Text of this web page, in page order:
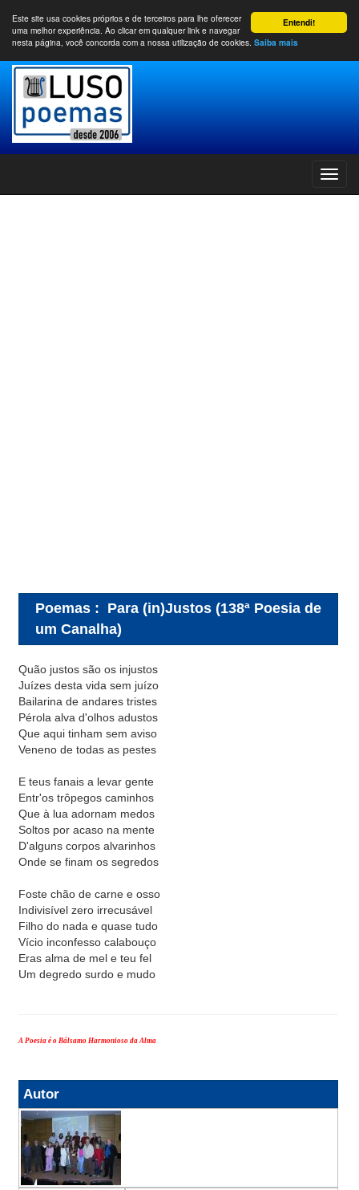
Entendi!
Este site usa cookies próprios e de terceiros para lhe oferecer
uma melhor experiência. Ao clicar em qualquer link e navegar
nesta página, você concorda com a nossa utilização de cookies. Saiba mais
Poemas : Para (in)Justos (138ª Poesia de
um Canalha)
Quão justos são os injustos
Juízes desta vida sem juízo
Bailarina de andares tristes
Pérola alva d'olhos adustos
Que aqui tinham sem aviso
Veneno de todas as pestes
E teus fanais a levar gente
Entr'os trôpegos caminhos
Que à lua adornam medos
Soltos por acaso na mente
D'alguns corpos alvarinhos
Onde se finam os segredos
Foste chão de carne e osso
Indivisível zero irrecusável
Filho do nada e quase tudo
Vício inconfesso calabouço
Eras alma de mel e teu fel
Um degredo surdo e mudo
A Poesia é o Bálsamo Harmonioso da Alma
Autor